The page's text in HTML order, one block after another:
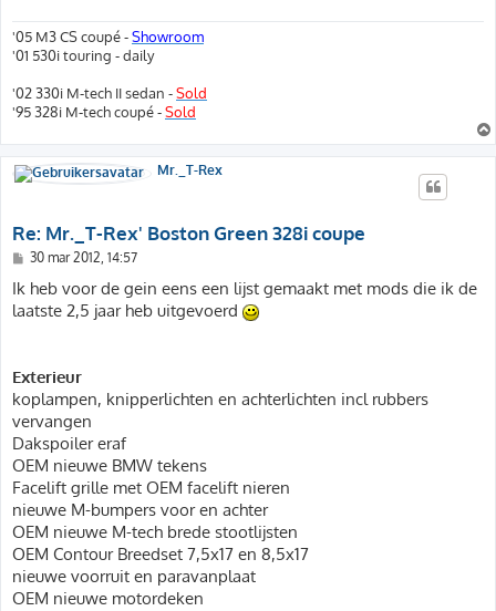
'05 M3 CS coupé -Showroom
'01 530i touring - daily
'02 330i M-tech II sedan -Sold
'95 328i M-tech coupé -Sold
Mr._T-Rex
Re: Mr._T-Rex' Boston Green 328i coupe
B
i
c
30 mar 2012, 14:57
Ik heb voor de gein eens een lijst gemaakt met mods die ik de
laatste 2,5 jaar heb uitgevoerd
Exterieur
koplampen, knipperlichten en achterlichten incl rubbers
vervangen
Dakspoiler eraf
OEM nieuwe BMW tekens
Facelift grille met OEM facelift nieren
nieuwe M-bumpers voor en achter
OEM nieuwe M-tech brede stootlijsten
OEM Contour Breedset 7,5x17 en 8,5x17
nieuwe voorruit en paravanplaat
OEM nieuwe motordeken